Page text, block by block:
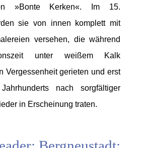
»Bonte Kerken«. Im 15.
sie von innen komplett mit
versehen, die während
unter weißem Kalk
Vergessenheit gerieten und erst
nach sorgfältiger
in Erscheinung traten.